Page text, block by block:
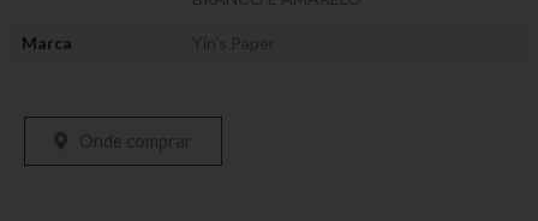
Marca Yin's Paper
Onde comprar